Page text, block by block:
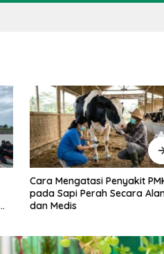
Dosis dan Cara Pemupukan
Tanaman Padi pada Fase
Vegetatif Aktif yang Tepat